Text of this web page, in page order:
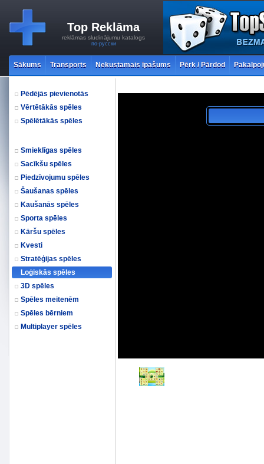
Top Reklāma
reklāmas sludinājumu katalogs
по-русски
Sākums Transports Nekustamais īpašums Pērk / Pārdod
Pēdējās pievienotās
Vērtētākās spēles
Spēlētākās spēles
Smieklīgas spēles
Sacīkšu spēles
Piedzīvojumu spēles
Šaušanas spēles
Kaušanās spēles
Sporta spēles
Kāršu spēles
Kvesti
Stratēģijas spēles
Loģiskās spēles
3D spēles
Spēles meitenēm
Spēles bērniem
Multiplayer spēles